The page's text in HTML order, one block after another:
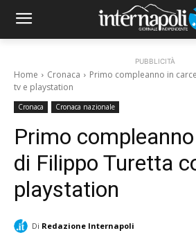
PUBBLICITÀ
Home Cronaca
Primo compleanno in
tv e playstation
Cronaca Cronaca nazionale
Primo
di Filippo Turetta
playstation
Di Redazione Internapoli